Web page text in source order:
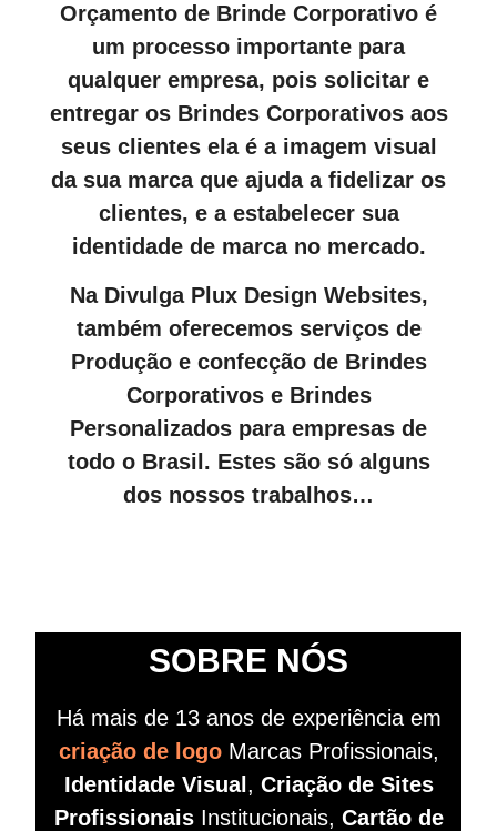
Orçamento de Brinde Corporativo é
um processo importante para
qualquer empresa, pois solicitar e
entregar os Brindes Corporativos aos
seus clientes ela é a imagem visual
da sua marca que ajuda a fidelizar os
clientes, e a estabelecer sua
identidade de marca no mercado.
Na Divulga Plux Design Websites,
também oferecemos serviços de
Produção e confecção de Brindes
Corporativos e Brindes
Personalizados para empresas de
todo o Brasil. Estes são só alguns
dos nossos trabalhos…
SOBRE NÓS
Há mais de 13 anos de experiência em
criação de logoMarcas Profissionais,
Identidade Visual , Criação de Sites
ProfissionaisInstitucionais, Cartão de